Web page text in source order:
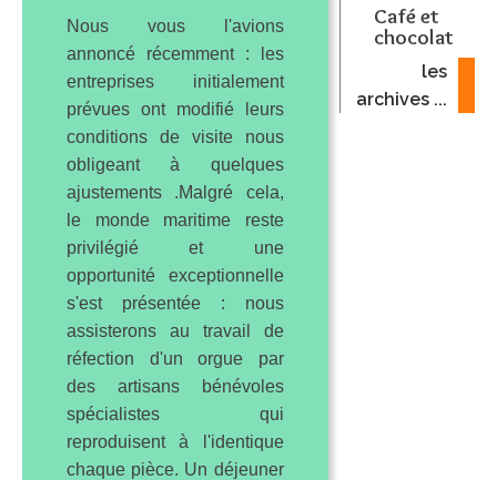
Nous vous l'avions
annoncé récemment : les
entreprises initialement
prévues ont modifié leurs
conditions de visite nous
obligeant à quelques
ajustements .Malgré cela,
le monde maritime reste
privilégié et une
opportunité exceptionnelle
s'est présentée : nous
assisterons au travail de
réfection d'un orgue par
des artisans bénévoles
spécialistes qui
reproduisent à l'identique
chaque pièce. Un déjeuner
Café et
chocolat
les
archives ...